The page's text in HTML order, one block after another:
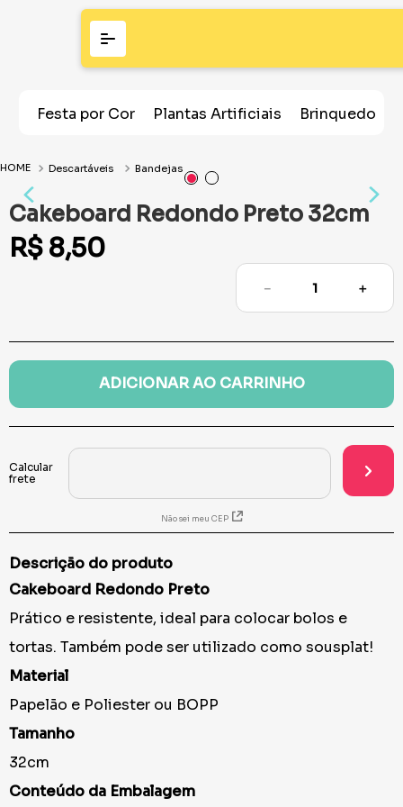
Festa por Cor Plantas Artificiais Brinquedos
Descartáveis Bandejas
Cakeboard Redondo Preto 32cm
R$ 8,50
＋
－
ADICIONAR AO CARRINHO
Não sei meu CEP
Descrição do produto
Cakeboard Redondo Preto
Prático e resistente, ideal para colocar bolos e
tortas. Também pode ser utilizado como sousplat!
Material
Papelão e Poliester ou BOPP
Tamanho
32cm
Conteúdo da Embalagem